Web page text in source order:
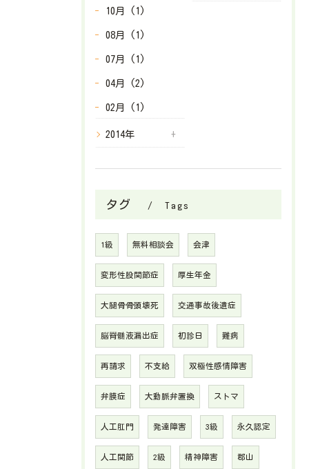
10月 (1)
08月 (1)
07月 (1)
04月 (2)
02月 (1)
2014年
タグ Tags
1級 無料相談会 会津
変形性股関節症 厚生年金
大腿骨骨頭壊死 交通事故後遺症
脳脊髄液漏出症 初診日 難病
再請求 不支給 双極性感情障害
弁膜症 大動脈弁置換 ストマ
人工肛門 発達障害 3級 永久認定
人工関節 2級 精神障害 郡山